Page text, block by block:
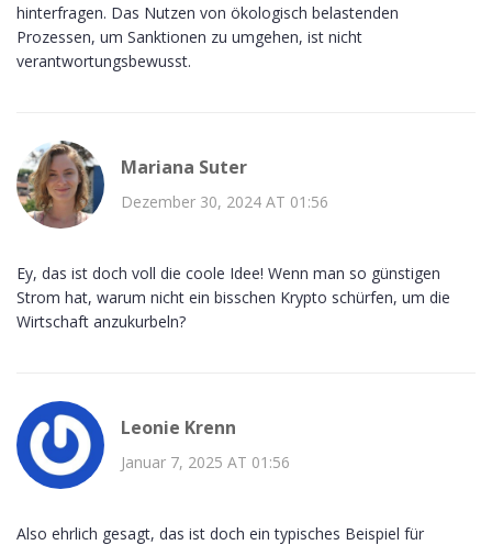
hinterfragen. Das Nutzen von ökologisch belastenden
Prozessen, um Sanktionen zu umgehen, ist nicht
verantwortungsbewusst.
Mariana Suter
Dezember 30, 2024 AT 01:56
Ey, das ist doch voll die coole Idee! Wenn man so günstigen
Strom hat, warum nicht ein bisschen Krypto schürfen, um die
Wirtschaft anzukurbeln?
Leonie Krenn
Januar 7, 2025 AT 01:56
Also ehrlich gesagt, das ist doch ein typisches Beispiel für